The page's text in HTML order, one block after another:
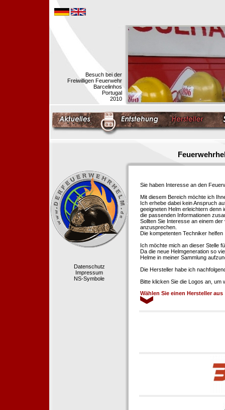
Besuch bei der
Freiwilligen Feuerwehr
Barcelinhos
Portugal
2010
Datenschutz
Impressum
NS-Symbole
Sie haben Interesse an den
Mit diesem Bereich möchte ich
Ich erhebe dabei kein Anspruch
geeigneten Helm erleichtern
die passenden Informationen
Sollten Sie Interesse an einem
anzusprechen.
Die kompetenten Techniker
Ich möchte mich an dieser Stelle
Da die neue Helmgeneration so
Helme in meiner Sammlung
Die Hersteller habe ich
Bitte klicken Sie die Logos an, um
Wählen Sie einen Hersteller aus